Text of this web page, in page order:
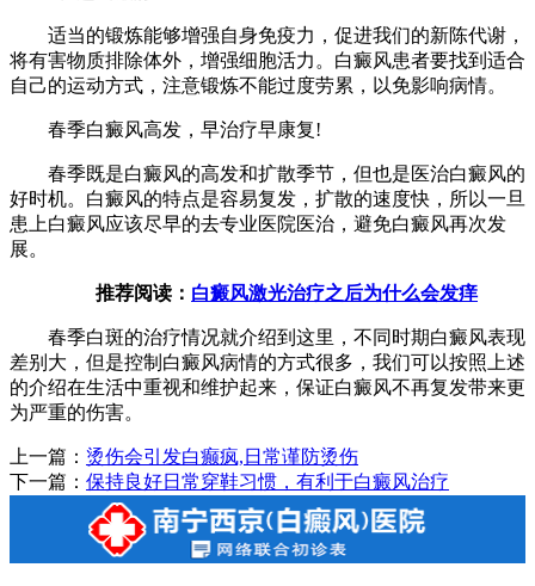
适当的锻炼能够增强自身免疫力，促进我们的新陈代谢，
将有害物质排除体外，增强细胞活力。白癜风患者要找到适合
自己的运动方式，注意锻炼不能过度劳累，以免影响病情。
春季白癜风高发，早治疗早康复!
春季既是白癜风的高发和扩散季节，但也是医治白癜风的
好时机。白癜风的特点是容易复发，扩散的速度快，所以一旦
患上白癜风应该尽早的去专业医院医治，避免白癜风再次发
展。
推荐阅读： 白癜风激光治疗之后为什么会发痒
春季白斑的治疗情况就介绍到这里，不同时期白癜风表现
差别大，但是控制白癜风病情的方式很多，我们可以按照上述
的介绍在生活中重视和维护起来，保证白癜风不再复发带来更
为严重的伤害。
上一篇： 烫伤会引发白癫疯,日常谨防烫伤
下一篇： 保持良好日常穿鞋习惯，有利于白癜风治疗